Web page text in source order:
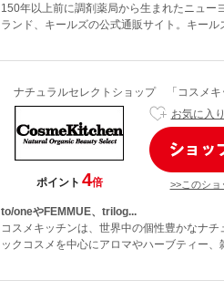
150年以上前に調剤薬局から生まれたニュー
ランド、キールズの公式通販サイト。キール
ナチュラルセレクトショップ 「コスメキ
ポイント 4倍
お気に入
>>このシ
to/oneやFEMMUE、trilog...
コスメキッチンは、世界中の個性豊かなナチ
ックコスメを中心にアロマやハーブティー、